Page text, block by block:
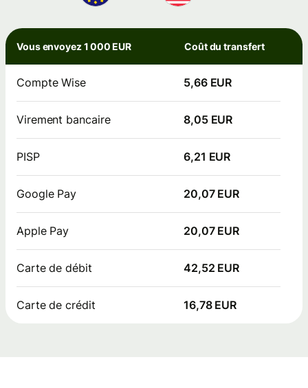
Vous envoyez 1 000 EUR Coût du transfert
Compte Wise 5,66 EUR
Virement bancaire 8,05 EUR
PISP 6,21 EUR
Google Pay 20,07 EUR
Apple Pay 20,07 EUR
Carte de débit 42,52 EUR
Carte de crédit 16,78 EUR